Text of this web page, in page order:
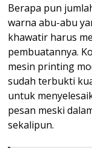
Berapa pun
warna abu-abu
khawatir harus
pembuatannya.
mesin printing
sudah terbukti
untuk
pesan meski
sekalipun.